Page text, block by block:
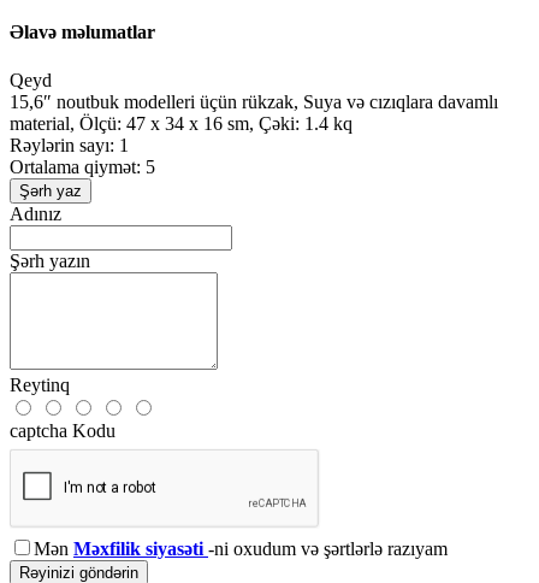
Əlavə məlumatlar
Qeyd
15,6″ noutbuk modelleri üçün rükzak, Suya və cızıqlara davamlı
material, Ölçü: 47 x 34 x 16 sm, Çəki: 1.4 kq
Rəylərin sayı: 1
Ortalama qiymət: 5
Şərh yaz
Adınız
Şərh yazın
Reytinq
captcha Kodu
Mən Məxfilik siyasəti -ni oxudum və şərtlərlə razıyam
Rəyinizi göndərin